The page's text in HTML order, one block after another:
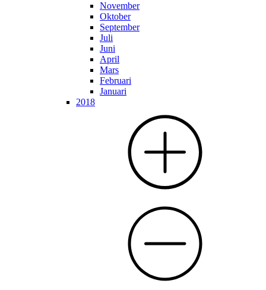
November
Oktober
September
Juli
Juni
April
Mars
Februari
Januari
2018